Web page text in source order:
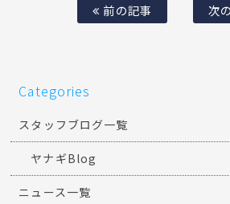
前の記事 次
Categories
スタッフブログ一覧
ヤナギBlog
ニュース一覧